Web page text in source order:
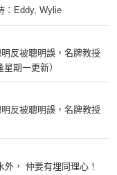
：Eddy, Wylie
明反被聰明誤，名牌教授
期一更新）
明反被聰明誤，名牌教授
外， 仲要有埋同理心！